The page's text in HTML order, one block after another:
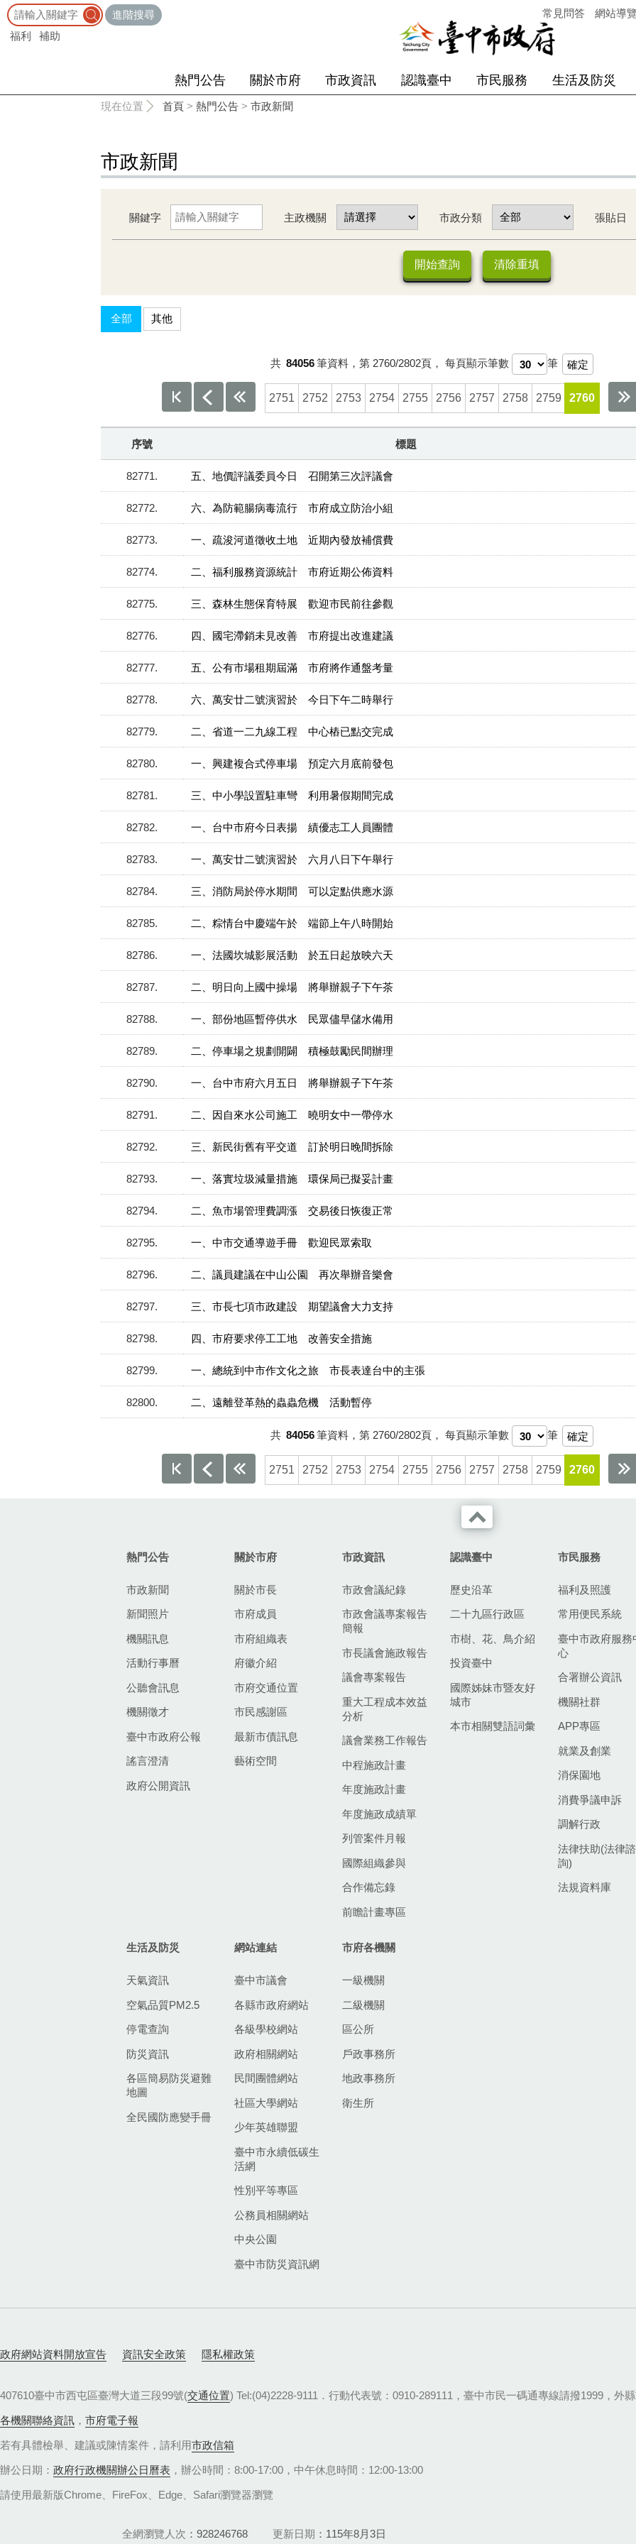
進階搜尋
福利
補助
常見問答 網站導
熱門公告 關於市府 市政資訊 認識臺中 市民服務 生活及防災
現在位置 首頁 > 熱門公告 > 市政新聞
市政新聞
關鍵字 主政機關 市政分類 張貼日
全部 其他
共 84056筆資料，第 2760/2802頁， 每頁顯示筆數 筆
2751 2752 2753 2754 2755 2756 2757 2758 2759 2760
序號 標題
82771 五、地價評議委員今日 召開第三次評議會
82772 六、為防範腸病毒流行 市府成立防治小組
82773 一、疏浚河道徵收土地 近期內發放補償費
82774 二、福利服務資源統計 市府近期公佈資料
82775 三、森林生態保育特展 歡迎市民前往參觀
82776 四、國宅滯銷未見改善 市府提出改進建議
82777 五、公有市場租期屆滿 市府將作通盤考量
82778 六、萬安廿二號演習於 今日下午二時舉行
82779 二、省道一二九線工程 中心樁已點交完成
82780 一、興建複合式停車場 預定六月底前發包
82781 三、中小學設置駐車彎 利用暑假期間完成
82782 一、台中市府今日表揚 績優志工人員團體
82783 一、萬安廿二號演習於 六月八日下午舉行
82784 三、消防局於停水期間 可以定點供應水源
82785 二、粽情台中慶端午於 端節上午八時開始
82786 一、法國坎城影展活動 於五日起放映六天
82787 二、明日向上國中操場 將舉辦親子下午茶
82788 一、部份地區暫停供水 民眾儘早儲水備用
82789 二、停車場之規劃開闢 積極鼓勵民間辦理
82790 一、台中市府六月五日 將舉辦親子下午茶
82791 二、因自來水公司施工 曉明女中一帶停水
82792 三、新民街舊有平交道 訂於明日晚間拆除
82793 一、落實垃圾減量措施 環保局已擬妥計畫
82794 二、魚市場管理費調漲 交易後日恢復正常
82795 一、中市交通導遊手冊 歡迎民眾索取
82796 二、議員建議在中山公園 再次舉辦音樂會
82797 三、市長七項市政建設 期望議會大力支持
82798 四、市府要求停工工地 改善安全措施
82799 一、總統到中市作文化之旅 市長表達台中的主張
82800 二、遠離登革熱的蟲蟲危機 活動暫停
共 84056筆資料，第 2760/2802頁， 每頁顯示筆數 筆
2751 2752 2753 2754 2755 2756 2757 2758 2759 2760
熱門公告
市政新聞
新聞照片
機關訊息
活動行事曆
公聽會訊息
機關徵才
臺中市政府公報
謠言澄清
政府公開資訊
關於市府
關於市長
市府成員
市府組織表
府徽介紹
市府交通位置
市民感謝區
最新市債訊息
藝術空間
市政資訊
市政會議紀錄
市政會議專案報告
簡報
市長議會施政報告
議會專案報告
重大工程成本效益
分析
議會業務工作報告
中程施政計畫
年度施政計畫
年度施政成績單
列管案件月報
國際組織參與
合作備忘錄
前瞻計畫專區
認識臺中
歷史沿革
二十九區行政區
市樹、花、鳥介紹
投資臺中
國際姊妹市暨友好
城市
本市相關雙語詞彙
市民服務
福利及照護
常用便民系統
臺中市政府服務
心
合署辦公資訊
機關社群
APP專區
就業及創業
消保園地
消費爭議申訴
調解行政
法律扶助(法律諮
詢)
法規資料庫
生活及防災
天氣資訊
空氣品質PM2.5
停電查詢
防災資訊
各區簡易防災避難
地圖
全民國防應變手冊
網站連結
臺中市議會
各縣市政府網站
各級學校網站
政府相關網站
民間團體網站
社區大學網站
少年英雄聯盟
臺中市永續低碳生
活網
性別平等專區
公務員相關網站
中央公園
臺中市防災資訊網
市府各機關
一級機關
二級機關
區公所
戶政事務所
地政事務所
衛生所
政府網站資料開放宣告 資訊安全政策 隱私權政策
407610臺中市西屯區臺灣大道三段99號(交通位置) Tel:(04)2228-9111．行動代表號：0910-289111，臺中市民一碼通專線請撥1999，外
各機關聯絡資訊 ， 市府電子報
若有具體檢舉、建議或陳情案件，請利用市政信箱
辦公日期： 政府行政機關辦公日曆表 ，辦公時間：8:00-17:00，中午休息時間：12:00-13:00
請使用最新版Chrome、FireFox、Edge、Safari瀏覽器瀏覽
全網瀏覽人次 928246768 更新日期 115年8月3日